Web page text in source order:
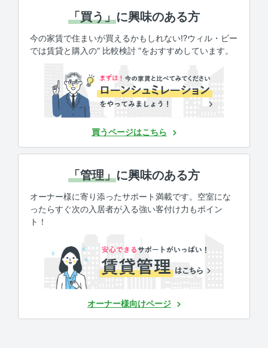
「買う」に興味のある方
今の家賃で住まいが買えるかもしれない!?ウィル・ビー
では賃貸と購入の“ 比較検討 ”をおすすめしています。
買うページはこちら
「管理」に興味のある方
オーナー様に寄り添ったサポート満載です。空室にな
ったらすぐ次の入居者が入る強い客付け力もポイン
ト！
オーナー様向けページ